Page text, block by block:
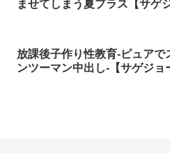
ませてしまう夏プラス【サゲ
放課後子作り性教育-ピュアで
ンツーマン中出し-【サゲジョ